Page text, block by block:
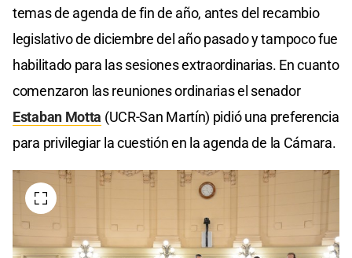
temas de agenda de fin de año, antes del recambio
legislativo de diciembre del año pasado y tampoco fue
habilitado para las sesiones extraordinarias. En cuanto
comenzaron las reuniones ordinarias el senador
Estaban Motta (UCR-San Martín) pidió una preferencia
para privilegiar la cuestión en la agenda de la Cámara.